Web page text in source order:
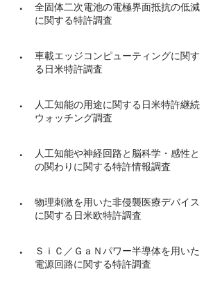
・
全固体二次電池の電極界面抵抗の低減
に関する特許調査
・
車載エッジコンピューティングに関す
る日米特許調査
・
人工知能の用途に関する日米特許継続
ウォッチング調査
・
人工知能や神経回路と脳科学・感性と
の関わりに関する特許情報調査
・
物理刺激を用いた非侵襲医療デバイス
に関する日米欧特許調査
・
ＳｉＣ／ＧａＮパワー半導体を用いた
電源回路に関する特許調査